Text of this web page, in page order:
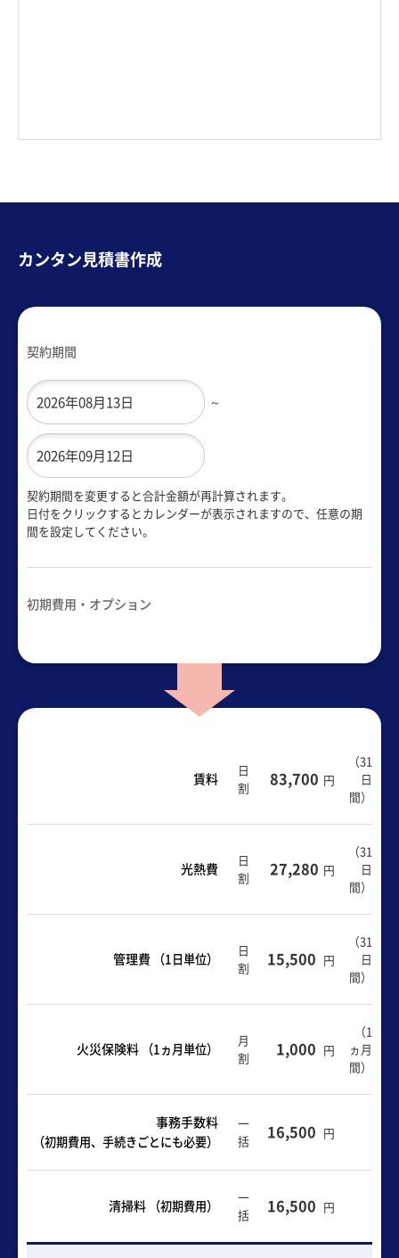
カンタン見積書作成
契約期間
～
契約期間を変更すると合計金額が再計算されます。
日付をクリックするとカレンダーが表示されますので、任意の期
間を設定してください。
初期費用・オプション
賃料
日
割
83,700 円
（31
日
間）
光熱費
日
割
27,280 円
（31
日
間）
管理費 （1日単位）
日
割
15,500 円
（31
日
間）
火災保険料 （1ヵ月単位）
月
割
1,000 円
（1
ヵ月
間）
事務手数料
（初期費用、手続きごとにも必要）
一
括
16,500 円
清掃料 （初期費用）
一
括
16,500 円